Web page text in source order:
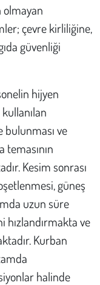
olmayan
çevre kirliliğine,
güvenliği
hijyen
ve
temasının
Kesim sonrası
güneş
uzun süre
ve
Kurban
halinde